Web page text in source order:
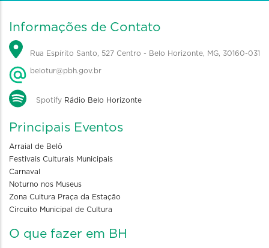
Informações de Contato
Rua Espírito Santo, 527 Centro - Belo Horizonte, MG, 30160-031
belotur@pbh.gov.br
Spotify Rádio Belo Horizonte
Principais Eventos
Arraial de Belô
Festivais Culturais Municipais
Carnaval
Noturno nos Museus
Zona Cultura Praça da Estação
Circuito Municipal de Cultura
O que fazer em BH